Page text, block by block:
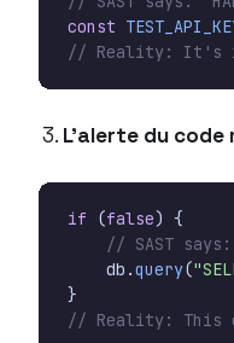
const
L’alerte du code
if (false) {
// SAST
db .query(
}
// Reality: This